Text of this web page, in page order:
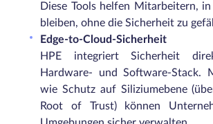
Diese Tools helfen Mitarbeitern,
bleiben, ohne die Sicherheit zu
Edge-to-Cloud-Sicherheit
HPE integriert Sicherheit
Hardware- und Software-Stack.
wie Schutz auf Siliziumebene
Root of Trust) können